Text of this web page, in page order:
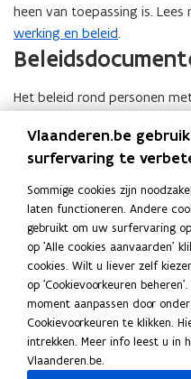
heen van toepassing is. Lees
werking en beleid.
Het beleid rond personen
regelgeving en
beleids- en
werking en beleid .
Deel deze pagina
L
i
n
k
e
d
K
o
p
i
e
e
Neem contact
Vlaanderen.be
surfervaring te
Sommige cookies zijn
laten functioneren. Andere
gebruikt om uw surfervaring
op 'Alle cookies aanvaarden'
cookies. Wilt u liever zelf
op 'Cookievoorkeuren
moment aanpassen door
Cookievoorkeuren te klikken.
intrekken. Meer info leest u in
Vlaanderen.be.